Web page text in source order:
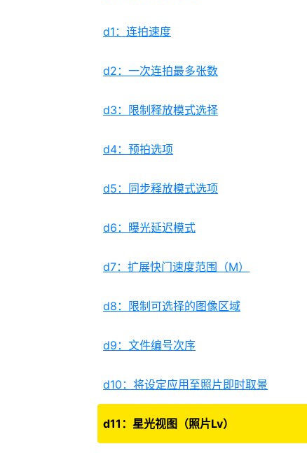
d1：连拍速度
d2：一次连拍最多张数
d3：限制释放模式选择
d4：预拍选项
d5：同步释放模式选项
d6：曝光延迟模式
d7：扩展快门速度范围（M）
d8：限制可选择的图像区域
d9：文件编号次序
d10：将设定应用至照片即时取景
d11：星光视图（照片Lv）